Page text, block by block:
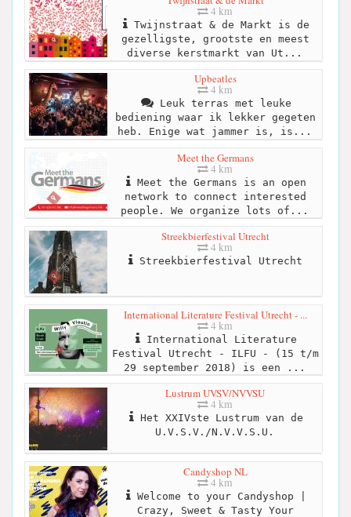
4 km
Twijnstraat & de Markt is de
gezelligste, grootste en meest
diverse kerstmarkt van Ut...
Upbeatles
4 km
Leuk terras met leuke
bediening waar ik lekker gegeten
heb. Enige wat jammer is, is...
Meet the Germans
4 km
Meet the Germans is an open
network to connect interested
people. We organize lots of...
Streekbierfestival Utrecht
4 km
Streekbierfestival Utrecht
International Literature Festival Utrecht - ...
4 km
International Literature
Festival Utrecht - ILFU - (15 t/m
29 september 2018) is een ...
Lustrum UVSV/NVVSU
4 km
Het XXIVste Lustrum van de
U.V.S.V./N.V.V.S.U.
Candyshop NL
4 km
Welcome to your Candyshop |
Crazy, Sweet & Tasty Your